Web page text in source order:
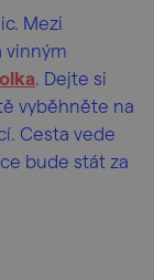
Mezi
vinným
. Dejte si
vyběhněte na
Cesta vede
bude stát za